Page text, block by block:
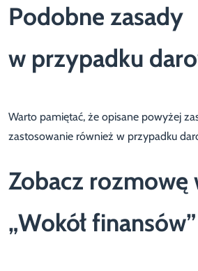
Podobne zasady
w przypadku
Warto pamiętać, że opisane powyżej
zastosowanie również w przypadku
Zobacz rozmowę
„Wokół finansów”